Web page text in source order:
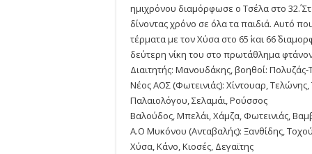
ημιχρόνου διαμόρφωσε ο Τσέλα στο 32΄.
δίνοντας χρόνο σε όλα τα παιδιά. Αυτό
τέρματα με τον Χύσα στο 65΄ και 66΄
δεύτερη νίκη του στο πρωτάθλημα
Διαιτητής: Μανουδάκης, βοηθοί: Πολυζάς-
Νέος ΑΟΣ (Φωτεινιάς): Χίντουαρ,
Παλαιολόγου, Σελαμάι, Ρούσσος
Βαλούδος, Μπελάι, Χάμζα, Φωτεινιάς,
Α.Ο Μυκόνου (Ανταβαλής): Ξανθίδης,
Χύσα, Κάνο, Κιοσές, Δεγαϊτης